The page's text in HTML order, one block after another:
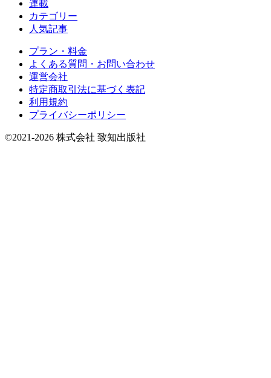
連載
カテゴリー
人気記事
プラン・料金
よくある質問・お問い合わせ
運営会社
特定商取引法に基づく表記
利用規約
プライバシーポリシー
©2021-2026 株式会社 致知出版社